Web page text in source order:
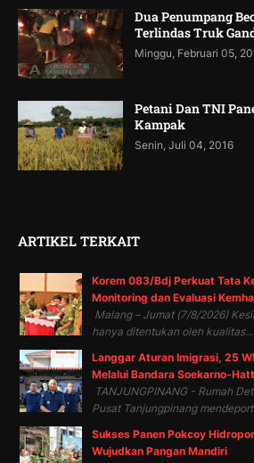
Dua Penumpang
Terlindas Truk
Minggu, Februari 05,
Petani Dan TNI
Kampak
Senin, Juli 04, 2016
ARTIKEL TERKAIT
Korem 083/Bdj Perkuat Tata
Monitoring dan Evaluasi
Malang – Jumat (7/8/2026)
hanya ditentukan oleh kualitas...
Langgar Aturan Imigrasi, 25
Melalui Bandara Soekarno-
TANJUNGPINANG - Rumah
Pusat Tanjungpinang
Sukses Panen Pokcoy
Wujudkan Pangan Mandiri